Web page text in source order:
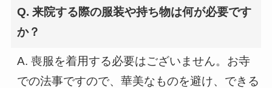
Q. 来院する際の服装や持ち物は何が必要です
か？
A. 喪服を着用する必要はございません。お寺
での法事ですので、華美なものを避け、できる